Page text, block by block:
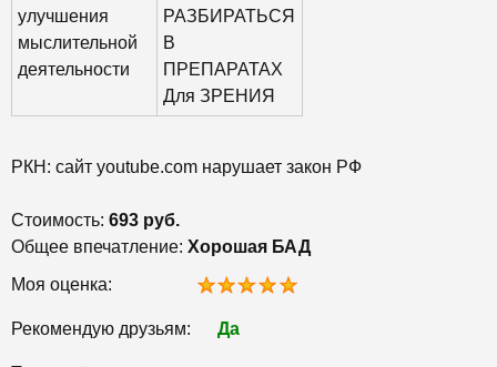
улучшения
мыслительной
деятельности
РАЗБИРАТЬСЯ
В
ПРЕПАРАТАХ
Для ЗРЕНИЯ
РКН: сайт youtube.com нарушает закон РФ
Стоимость: 693 руб.
Общее впечатление: Хорошая БАД
Моя оценка:
Рекомендую друзьям: Да